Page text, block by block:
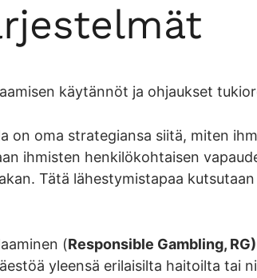
käytännöt ja ohjaukset
on oma strategiansa siitä, miten
ihmisten henkilökohtaisen
Tätä lähestymistapaa
(Responsible Gambling, RG)
yleensä erilaisilta haitoilta tai